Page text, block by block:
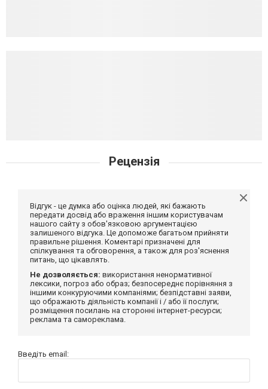
Рецензія
Відгук - це думка або оцінка людей, які бажають
передати досвід або враження іншим користувачам
нашого сайту з обов'язковою аргументацією
залишеного відгука. Це допоможе багатьом прийняти
правильне рішення. Коментарі призначені для
спілкування та обговорення, а також для роз'яснення
питань, що цікавлять.
Не дозволяється: використання ненормативної
лексики, погроз або образ; безпосереднє порівняння з
іншими конкуруючими компаніями; безпідставні заяви,
що ображають діяльність компанії і / або її послуги;
розміщення посилань на сторонні інтернет-ресурси;
реклама та самореклама.
Введіть email: